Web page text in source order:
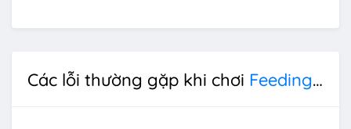
Các lỗi thường gặp khi chơi Feeding Frenzy 2